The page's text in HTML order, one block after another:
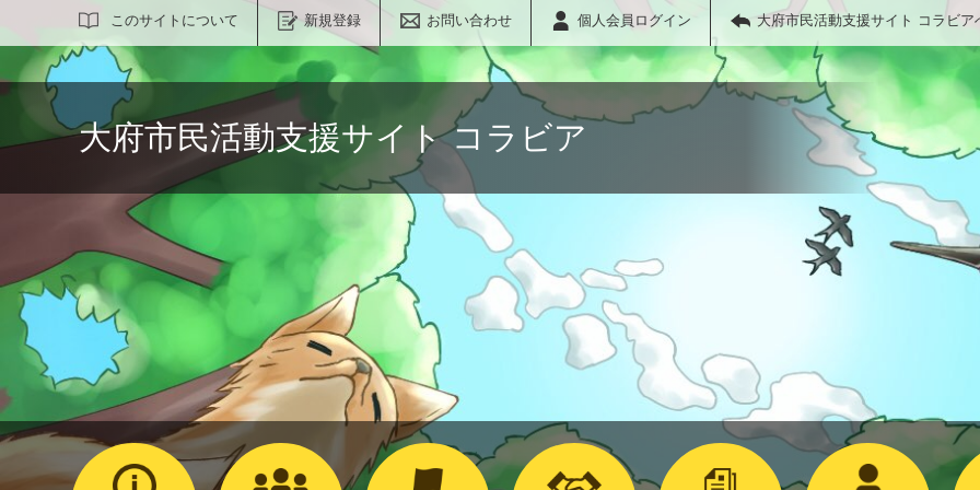
このサイトについて 新規登録 お問い合わせ 個人会員ログイン 大府市民活動支援サイト コラビア
サイト内検索
大府市民活動支援サイト コラビア